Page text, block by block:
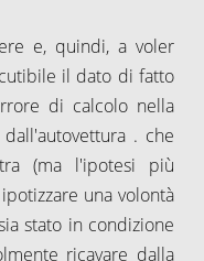
e, quindi, a voler
il dato di fatto
di calcolo nella
. che
(ma l'ipotesi più
una volontà
stato in condizione
ricavare dalla